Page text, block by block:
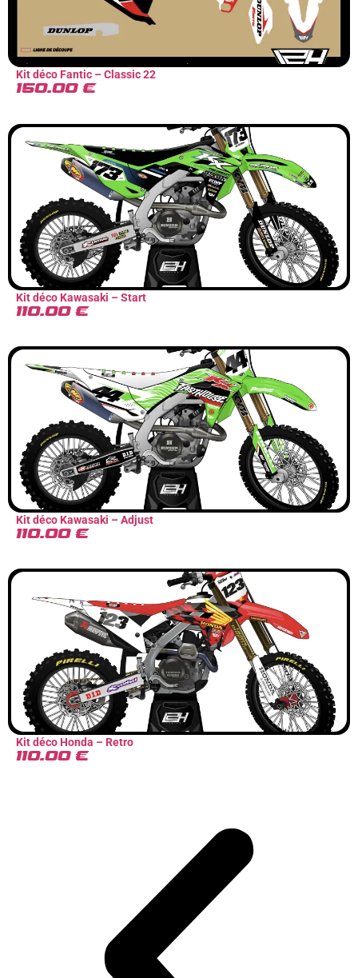
Kit déco Fantic – Classic 22
150.00 €
Kit déco Kawasaki – Start
110.00 €
Kit déco Kawasaki – Adjust
110.00 €
Kit déco Honda – Retro
110.00 €